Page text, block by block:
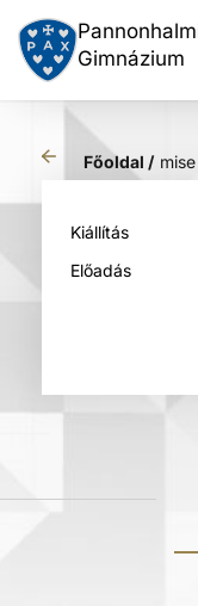
Gimnázium
Főoldal / mise
Kiállítás
Előadás